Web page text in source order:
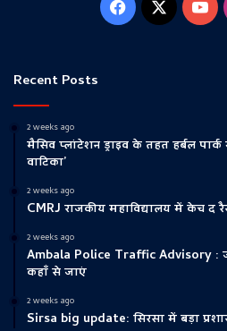
Facebook
X
Recent Posts
2 weeks ago
मैसिव प्लांटेशन ड्राइव के तहत हर्बल पार्क
वाटिका’
2 weeks ago
CMRJ राजकीय महाविद्यालय में केच द
2 weeks ago
Ambala Police Traffic Advisory :
कहाँ से जाएं
2 weeks ago
Sirsa big update: सिरसा में बड़ा